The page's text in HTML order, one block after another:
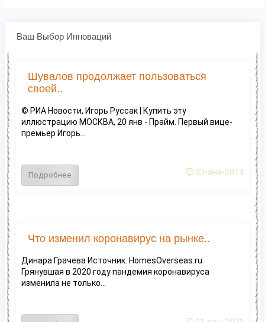
Ваш Выбор Инноваций
Шувалов продолжает пользоваться
своей..
© РИА Новости, Игорь Руссак | Купить эту
иллюстрацию МОСКВА, 20 янв - Прайм. Первый вице-
премьер Игорь...
Подробнее 23-янв-2014
Что изменил коронавирус на рынке..
Динара Грачева Источник: HomesOverseas.ru
Грянувшая в 2020 году пандемия коронавируса
изменила не только...